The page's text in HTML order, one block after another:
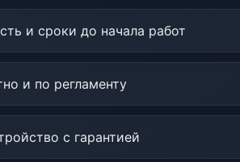
и сроки до начала работ
и по регламенту
с гарантией